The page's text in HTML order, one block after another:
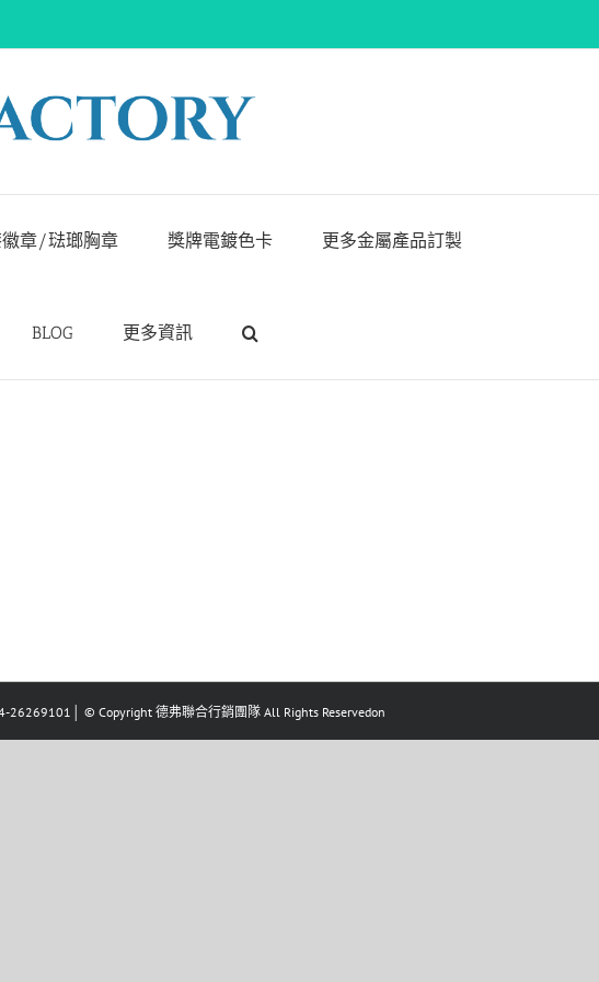
章/琺瑯胸章 獎牌電鍍色卡 更多金屬產品訂製
BLOG 更多資訊
© Copyright 德弗聯合行銷團隊 All Rights Reservedon